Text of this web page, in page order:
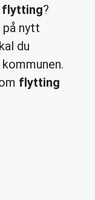
flytting?
nytt
du
flytting